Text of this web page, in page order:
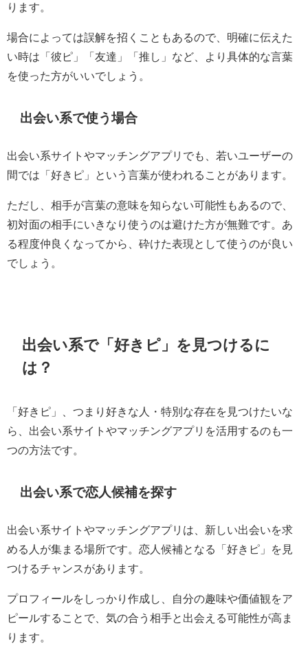
ります。
場合によっては誤解を招くこともあるので、明確に伝えた
い時は「彼ピ」「友達」「推し」など、より具体的な言葉
を使った方がいいでしょう。
出会い系で使う場合
出会い系サイトやマッチングアプリでも、若いユーザーの
間では「好きピ」という言葉が使われることがあります。
ただし、相手が言葉の意味を知らない可能性もあるので、
初対面の相手にいきなり使うのは避けた方が無難です。あ
る程度仲良くなってから、砕けた表現として使うのが良い
でしょう。
出会い系で「好きピ」を見つけるに
は？
「好きピ」、つまり好きな人・特別な存在を見つけたいな
ら、出会い系サイトやマッチングアプリを活用するのも一
つの方法です。
出会い系で恋人候補を探す
出会い系サイトやマッチングアプリは、新しい出会いを求
める人が集まる場所です。恋人候補となる「好きピ」を見
つけるチャンスがあります。
プロフィールをしっかり作成し、自分の趣味や価値観をア
ピールすることで、気の合う相手と出会える可能性が高ま
ります。